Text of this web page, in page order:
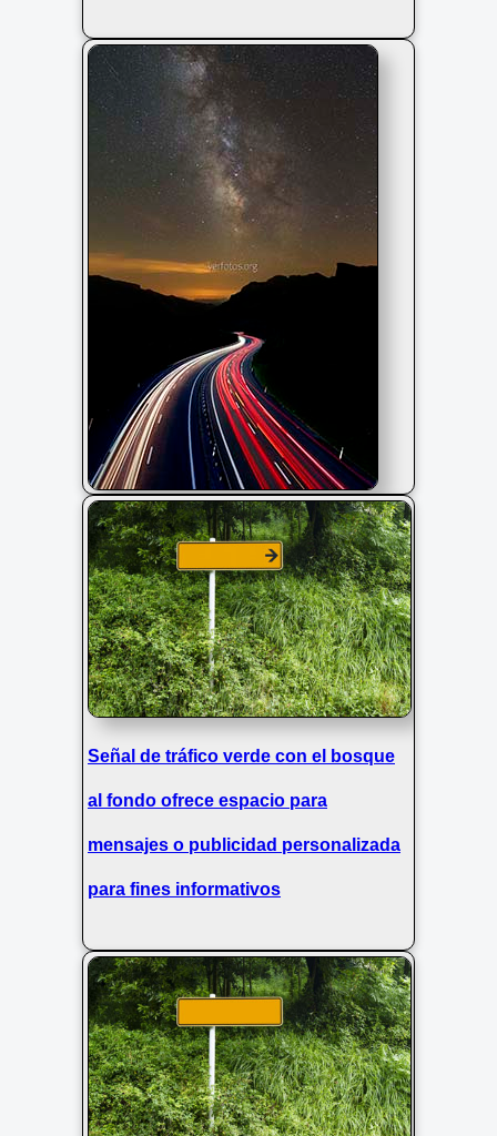
Cielo con la vía láctea y luces de
coche por la autopista
Señal de tráfico verde con el bosque
al fondo ofrece espacio para
mensajes o publicidad personalizada
para fines informativos